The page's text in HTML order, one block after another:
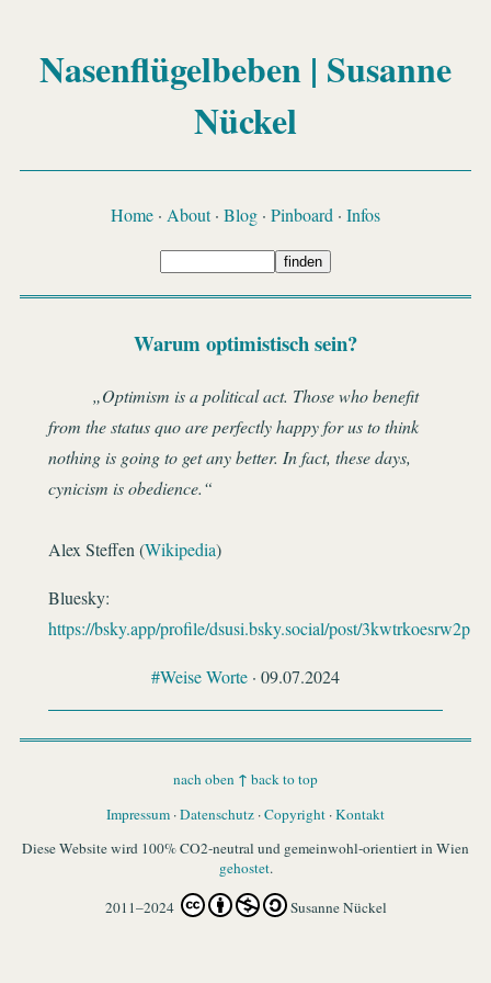
Nasenflügelbeben | Susanne
Nückel
Home · About· Blog · Pinboard · Infos
Warum optimistisch sein?
Optimism is a political act. Those who benefit
from the status quo are perfectly happy for us to think
nothing is going to get any better. In fact, these days,
cynicism is obedience.
Alex Steffen (Wikipedia)
Bluesky:
https://bsky.app/profile/dsusi.bsky.social/post/3kwtrkoesrw2p
#Weise Worte · 09.07.2024
nach oben ↑ back to top
Impressum ·Datenschutz ·Copyright ·Kontakt
Diese Website wird 100% CO2-neutral und gemeinwohl-orientiert in Wien
gehostet.
2011–2024
Susanne Nückel